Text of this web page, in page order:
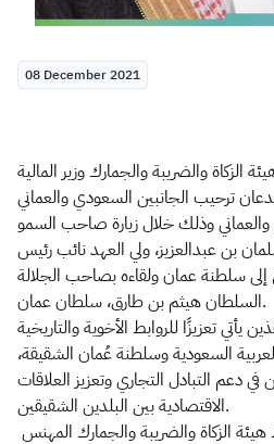
08 December 2021
والضريبة والجمارك وزير المالية
ترحيب الجانبين السعودي والعماني
وذلك خلال زيارة صاحب السمو
بن عبدالعزيز، ولي العهد نائب رئيس
إلى سلطنة عمان ولقاءه بصاحب الجلالة
السلطان هيثم بن طارق، سلطان عمان.
يأتي تعزيزًا للروابط الأخوية والتاريخية
السعودية وسلطنة عُمان الشقيقة،
في دعم التبادل التجاري وتعزيز العلاقات
الاقتصادية بين البلدين الشقيقين.